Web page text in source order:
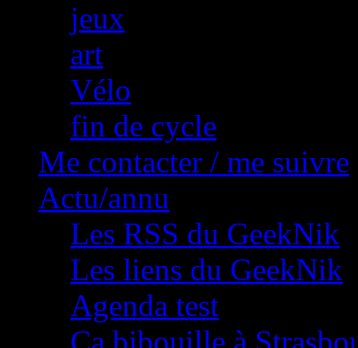
jeux
art
Vélo
fin de cycle
Me contacter / me suivre
Actu/annu
Les RSS du GeekNik
Les liens du GeekNik
Agenda test